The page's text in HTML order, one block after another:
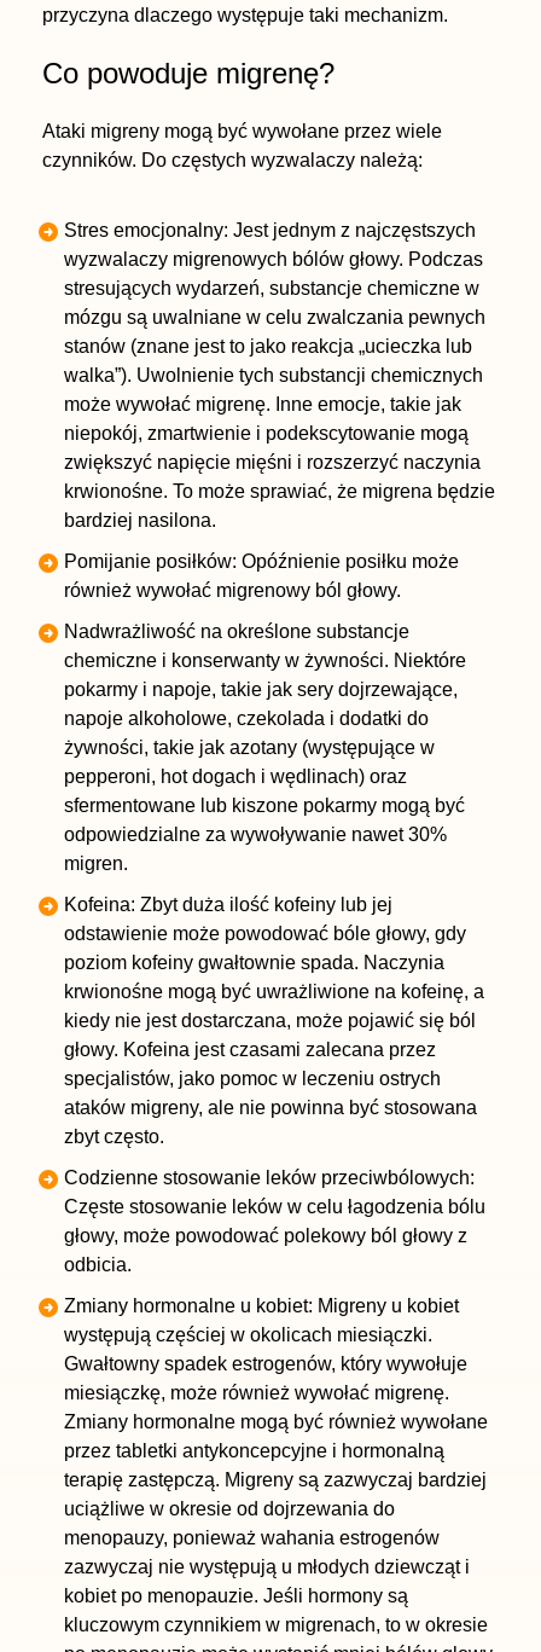
przyczyna dlaczego występuje taki mechanizm.
Co powoduje migrenę?
Ataki migreny mogą być wywołane przez wiele
czynników. Do częstych wyzwalaczy należą:
Stres emocjonalny: Jest jednym z najczęstszych
wyzwalaczy migrenowych bólów głowy. Podczas
stresujących wydarzeń, substancje chemiczne w
mózgu są uwalniane w celu zwalczania pewnych
stanów (znane jest to jako reakcja „ucieczka lub
walka”). Uwolnienie tych substancji chemicznych
może wywołać migrenę. Inne emocje, takie jak
niepokój, zmartwienie i podekscytowanie mogą
zwiększyć napięcie mięśni i rozszerzyć naczynia
krwionośne. To może sprawiać, że migrena będzie
bardziej nasilona.
Pomijanie posiłków: Opóźnienie posiłku może
również wywołać migrenowy ból głowy.
Nadwrażliwość na określone substancje
chemiczne i konserwanty w żywności. Niektóre
pokarmy i napoje, takie jak sery dojrzewające,
napoje alkoholowe, czekolada i dodatki do
żywności, takie jak azotany (występujące w
pepperoni, hot dogach i wędlinach) oraz
sfermentowane lub kiszone pokarmy mogą być
odpowiedzialne za wywoływanie nawet 30%
migren.
Kofeina: Zbyt duża ilość kofeiny lub jej
odstawienie może powodować bóle głowy, gdy
poziom kofeiny gwałtownie spada. Naczynia
krwionośne mogą być uwrażliwione na kofeinę, a
kiedy nie jest dostarczana, może pojawić się ból
głowy. Kofeina jest czasami zalecana przez
specjalistów, jako pomoc w leczeniu ostrych
ataków migreny, ale nie powinna być stosowana
zbyt często.
Codzienne stosowanie leków przeciwbólowych:
Częste stosowanie leków w celu łagodzenia bólu
głowy, może powodować polekowy ból głowy z
odbicia.
Zmiany hormonalne u kobiet: Migreny u kobiet
występują częściej w okolicach miesiączki.
Gwałtowny spadek estrogenów, który wywołuje
miesiączkę, może również wywołać migrenę.
Zmiany hormonalne mogą być również wywołane
przez tabletki antykoncepcyjne i hormonalną
terapię zastępczą. Migreny są zazwyczaj bardziej
uciążliwe w okresie od dojrzewania do
menopauzy, ponieważ wahania estrogenów
zazwyczaj nie występują u młodych dziewcząt i
kobiet po menopauzie. Jeśli hormony są
kluczowym czynnikiem w migrenach, to w okresie